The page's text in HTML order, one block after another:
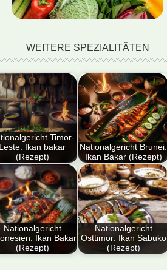
WEITERE SPEZIALITÄTEN
Timor-
Leste: Ikan bakar
(Rezept)
Sie das
Timor-
Ikan Bakar
Genießen
Nationalgericht Brunei:
Ikan Bakar (Rezept)
Der Artikel liefert eine
detaillierte Anleitung
zur Zubereitung von
Ikan…
Nationalgericht
Ikan Bakar
(Rezept)
Nationalgericht
Osttimor: Ikan Sabuko
(Rezept)